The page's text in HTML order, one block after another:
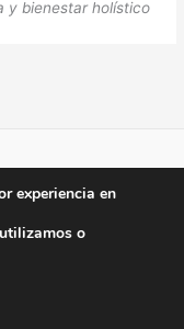
y bienestar holístico
de Cookies
por
experiencia en
o